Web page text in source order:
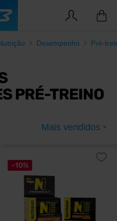
Desempenho Pré-
PRÉ-TREINO
Mais vendidos
-10%